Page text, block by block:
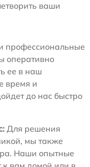
ваши
профессиональные
оперативно
ее в наш
время и
до нас быстро
Для решения
мы также
Наши опытные